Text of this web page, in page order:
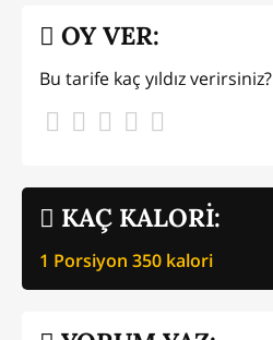
KAÇ KALORİ:
1 Porsiyon 350 kalori
OY VER:
Bu tarife kaç yıldız verirsiniz?